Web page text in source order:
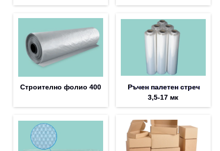
Строително фолио 400
Ръчен палетен стреч
3,5-17 мк